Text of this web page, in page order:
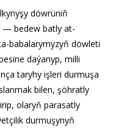
döwrüniň
— bedew batly at-
babalarymyzyň döwleti
daýanyp, milli
taryhy işleri durmuşa
bilen, şöhratly
olaryň parasatly
durmuşynyň